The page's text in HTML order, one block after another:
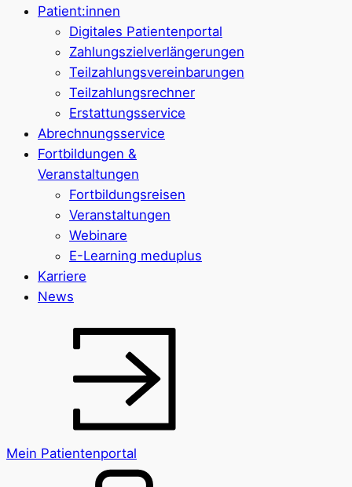
Patient:innen
Digitales Patientenportal
Zahlungszielverlängerungen
Teilzahlungsvereinbarungen
Teilzahlungsrechner
Erstattungsservice
Abrechnungsservice
Fortbildungen &
Veranstaltungen
Fortbildungsreisen
Veranstaltungen
Webinare
E-Learning meduplus
Karriere
News
Mein Patientenportal